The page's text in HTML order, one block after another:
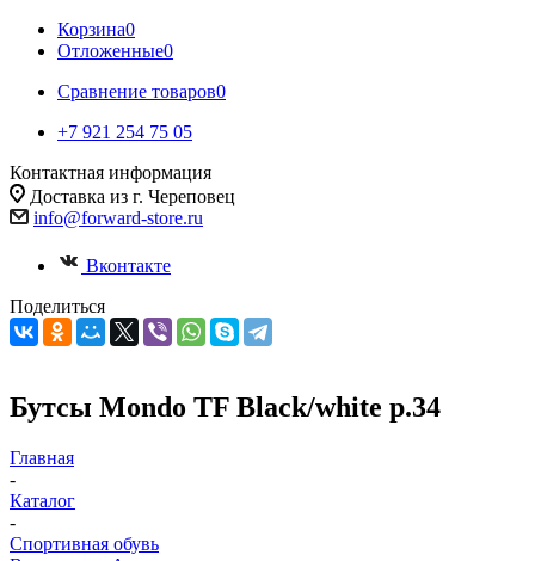
Корзина0
Отложенные0
Сравнение товаров0
+7 921 254 75 05
Контактная информация
Доставка из г. Череповец
info@forward-store.ru
Вконтакте
Поделиться
Бутсы Mondo TF Black/white р.34
Главная
-
Каталог
-
Спортивная обувь